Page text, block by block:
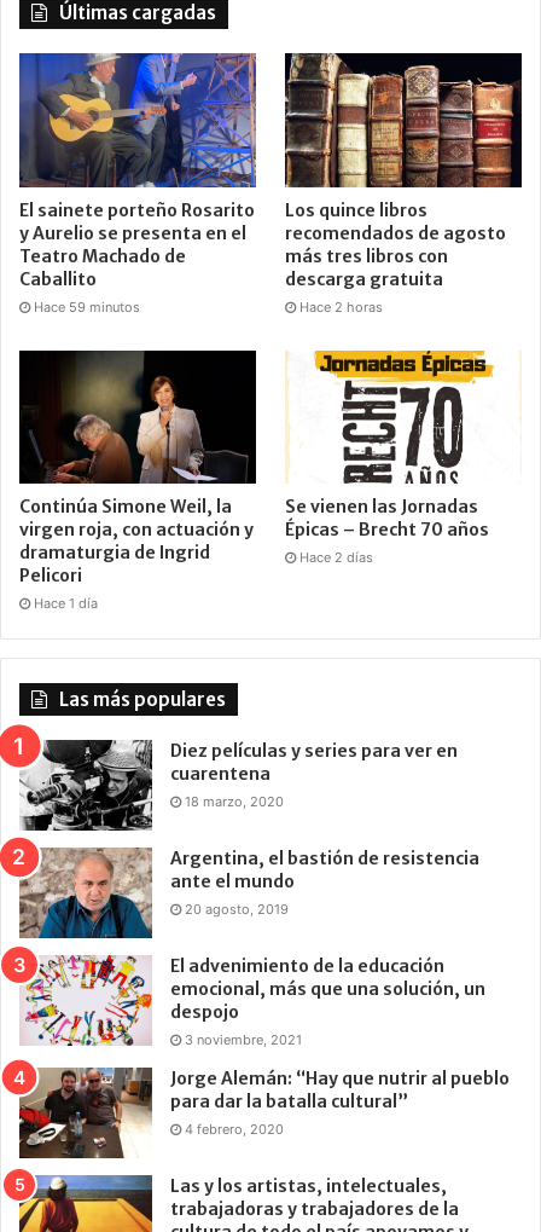
Últimas cargadas
El sainete porteño Rosarito
y Aurelio se presenta en el
Teatro Machado de
Caballito
Hace 59 minutos
Los quince libros
recomendados de agosto
más tres libros con
descarga gratuita
Hace 2 horas
Continúa Simone Weil, la
virgen roja, con actuación y
dramaturgia de Ingrid
Pelicori
Hace 1 día
Se vienen las Jornadas
Épicas – Brecht 70 años
Hace 2 días
Las más populares
Diez películas y series para ver en
cuarentena
18 marzo, 2020
Argentina, el bastión de resistencia
ante el mundo
20 agosto, 2019
El advenimiento de la educación
emocional, más que una solución, un
despojo
3 noviembre, 2021
Jorge Alemán: “Hay que nutrir al pueblo
para dar la batalla cultural”
4 febrero, 2020
Las y los artistas, intelectuales,
trabajadoras y trabajadores de la